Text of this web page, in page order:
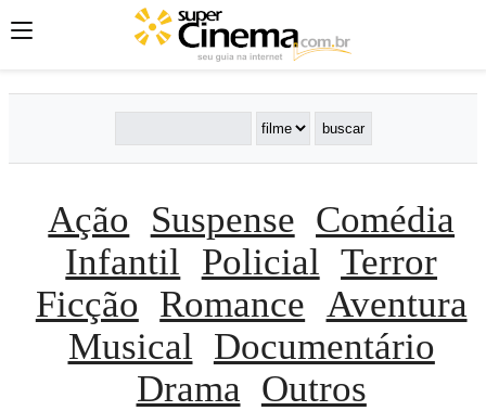
Ação Suspense Comédia
Infantil
Policial Terror
Ficção Romance Aventura
Musical
Documentário
Drama Outros